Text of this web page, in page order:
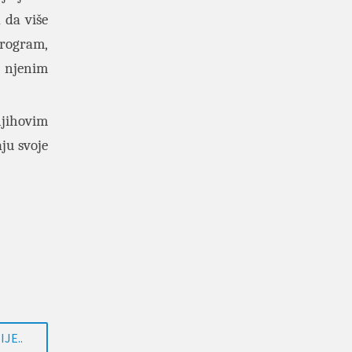
više
njenim
svoje